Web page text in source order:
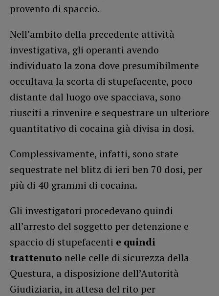
provento di spaccio.
Nell’ambito della precedente attività
investigativa, gli operanti avendo
individuato la zona dove presumibilmente
occultava la scorta di stupefacente, poco
distante dal luogo ove spacciava, sono
riusciti a rinvenire e sequestrare un ulteriore
quantitativo di cocaina già divisa in dosi.
Complessivamente, infatti, sono state
sequestrate nel blitz di ieri ben 70 dosi, per
più di 40 grammi di cocaina.
Gli investigatori procedevano quindi
all’arresto del soggetto per detenzione e
spaccio di stupefacenti e quindi
trattenuto nelle celle di sicurezza della
Questura, a disposizione dell’Autorità
Giudiziaria, in attesa del rito per